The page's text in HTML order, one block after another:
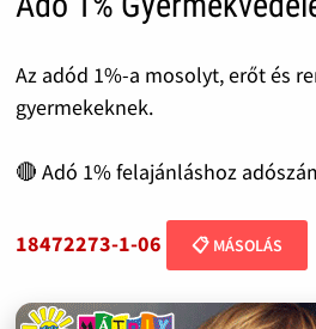
Az adód 1%-a mosolyt, erőt és
gyermekeknek.
🔴 Adó 1% felajánláshoz
18472273-1-06 📋 MÁSOLÁS